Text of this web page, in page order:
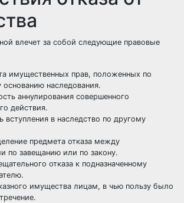
влечет за собой следующие правовые
имущественных прав, положенных по
основанию наследования.
аннулирования совершенного
действия.
вступления в наследство по другому
предмета отказа между
по завещанию или по закону.
отказа к подназначенному
имущества лицам, в чью пользу было